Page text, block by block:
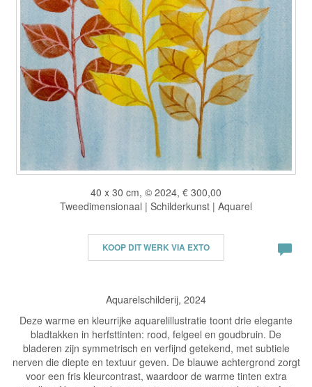
40 x 30 cm, © 2024, € 300,00
Tweedimensionaal | Schilderkunst | Aquarel
KOOP DIT WERK VIA EXTO
Aquarelschilderij, 2024
Deze warme en kleurrijke aquarelillustratie toont drie elegante
bladtakken in herfsttinten: rood, felgeel en goudbruin. De
bladeren zijn symmetrisch en verfijnd getekend, met subtiele
nerven die diepte en textuur geven. De blauwe achtergrond zorgt
voor een fris kleurcontrast, waardoor de warme tinten extra